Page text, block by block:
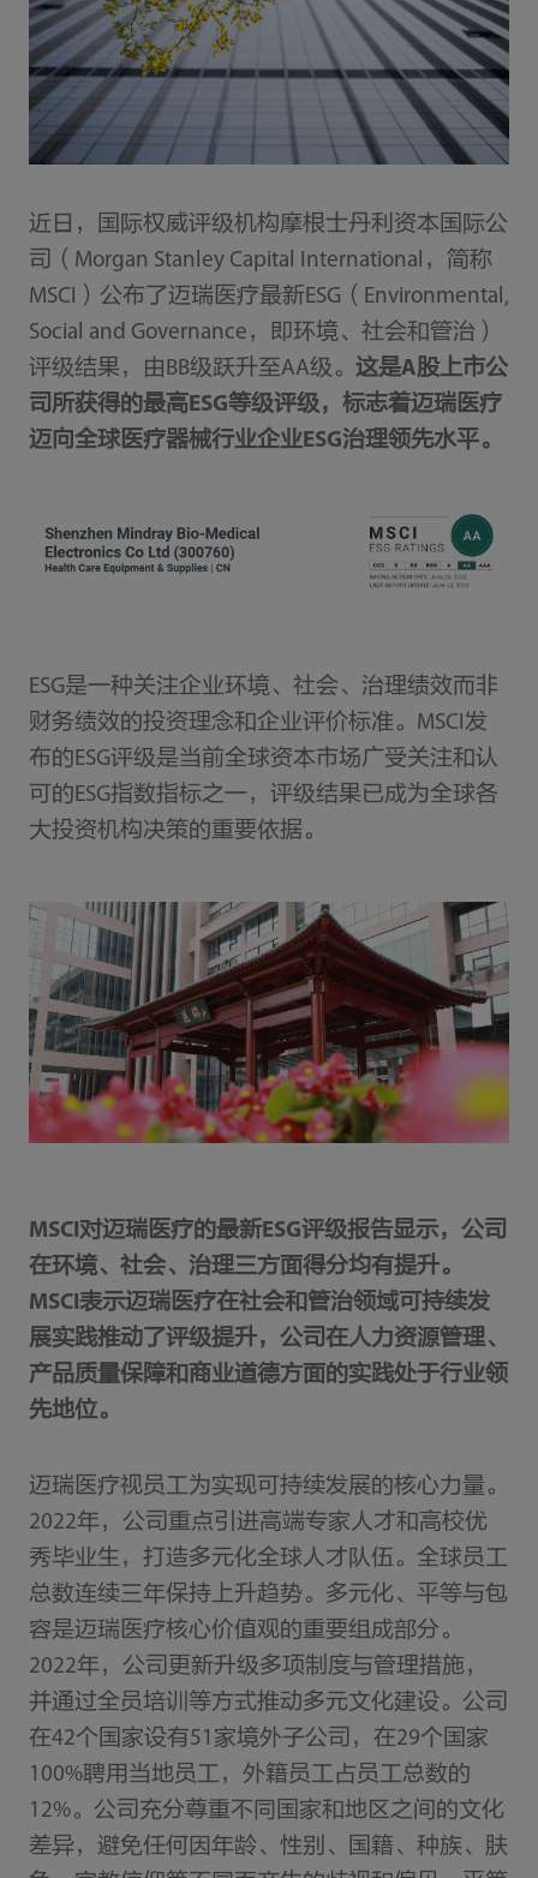
近日，国际权威评级机构摩根士丹利资本国际公
司（Morgan Stanley Capital International，简称
MSCI）公布了迈瑞医疗最新ESG（Environmental,
Social and Governance，即环境、社会和管治）
评级结果，由BB级跃升至AA级。 这是A股上市公
司所获得的最高ESG等级评级，标志着迈瑞医疗
迈向全球医疗器械行业企业ESG治理领先水平。
ESG是一种关注企业环境、社会、治理绩效而非
财务绩效的投资理念和企业评价标准。MSCI发
布的ESG评级是当前全球资本市场广受关注和认
可的ESG指数指标之一，评级结果已成为全球各
大投资机构决策的重要依据。
MSCI对迈瑞医疗的最新ESG评级报告显示，公司
在环境、社会、治理三方面得分均有提升。
MSCI表示迈瑞医疗在社会和管治领域可持续发
展实践推动了评级提升，公司在人力资源管理、
产品质量保障和商业道德方面的实践处于行业领
先地位。
迈瑞医疗视员工为实现可持续发展的核心力量。
2022年，公司重点引进高端专家人才和高校优
秀毕业生，打造多元化全球人才队伍。全球员工
总数连续三年保持上升趋势。多元化、平等与包
容是迈瑞医疗核心价值观的重要组成部分。
2022年，公司更新升级多项制度与管理措施，
并通过全员培训等方式推动多元文化建设。公司
在42个国家设有51家境外子公司，在29个国家
100%聘用当地员工，外籍员工占员工总数的
12%。公司充分尊重不同国家和地区之间的文化
差异，避免任何因年龄、性别、国籍、种族、肤